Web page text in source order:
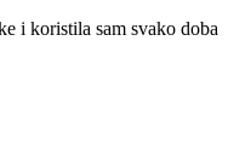
i koristila sam svako doba